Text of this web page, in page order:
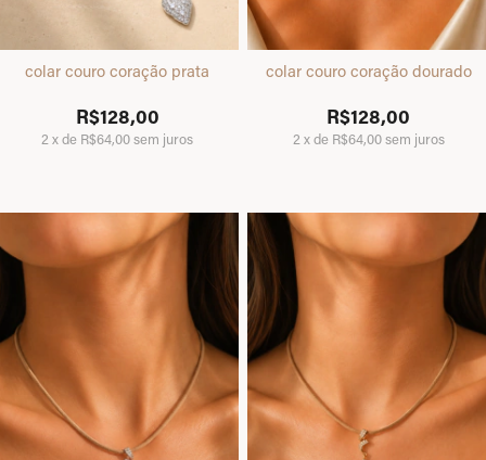
colar couro coração prata
R$128,00
2xde R$64,00sem juros
colar couro coração dourado
R$128,00
2xde R$64,00sem juros